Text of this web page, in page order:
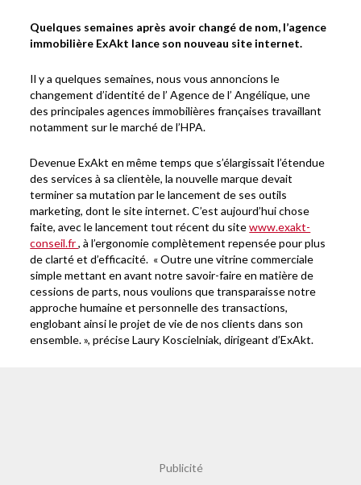
Quelques semaines après avoir changé de nom, l’agence
immobilière ExAkt lance son nouveau site internet.
Il y a quelques semaines, nous vous annoncions le
changement d’identité de l’ Agence de l’ Angélique, une
des principales agences immobilières françaises travaillant
notamment sur le marché de l’HPA.
Devenue ExAkt en même temps que s’élargissait l’étendue
des services à sa clientèle, la nouvelle marque devait
terminer sa mutation par le lancement de ses outils
marketing, dont le site internet. C’est aujourd’hui chose
faite, avec le lancement tout récent du sitewww.exakt-
conseil.fr, à l’ergonomie complètement repensée pour plus
de clarté et d’efficacité. « Outre une vitrine commerciale
simple mettant en avant notre savoir-faire en matière de
cessions de parts, nous voulions que transparaisse notre
approche humaine et personnelle des transactions,
englobant ainsi le projet de vie de nos clients dans son
ensemble. », précise Laury Koscielniak, dirigeant d’ExAkt.